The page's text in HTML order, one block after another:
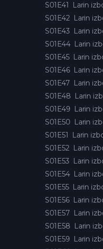
S01E41
Larin
S01E42 Larin
S01E43 Larin
S01E44 Larin
S01E45 Larin
S01E46 Larin
S01E47 Larin
S01E48 Larin
S01E49 Larin
S01E50 Larin
S01E51
Larin
S01E52 Larin
S01E53 Larin
S01E54 Larin
S01E55 Larin
S01E56 Larin
S01E57 Larin
S01E58 Larin
S01E59 Larin